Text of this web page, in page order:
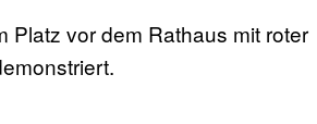
vor dem Rathaus mit roter